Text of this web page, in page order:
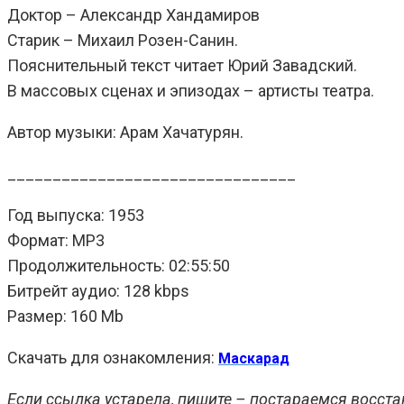
Доктор – Александр Хандамиров
Старик – Михаил Розен-Санин.
Пояснительный текст читает Юрий Завадский.
В массовых сценах и эпизодах – артисты театра.
Автор музыки: Арам Хачатурян.
Год выпуска: 1953
Формат: MP3
Продолжительность: 02:55:50
Битрейт аудио: 128 kbps
Размер: 160 Mb
Скачать для ознакомления: Маскарад
Если ссылка устарела, пишите – постараемся